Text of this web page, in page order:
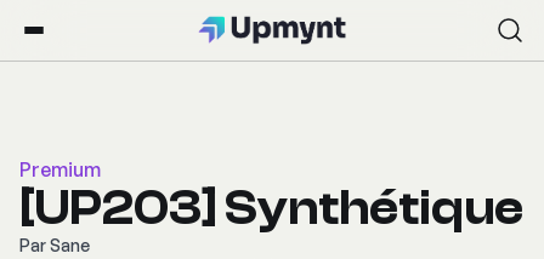
Premium
[UP203] Synthétique
ParSane